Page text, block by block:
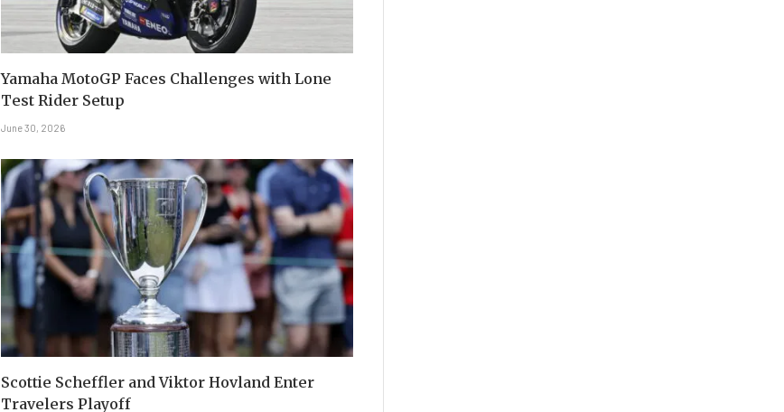
Yamaha MotoGP Faces Challenges with Lone
Test Rider Setup
June 30, 2026
Scottie Scheffler and Viktor Hovland Enter
Travelers Playoff